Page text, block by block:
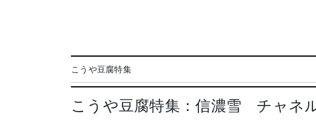
こうや豆腐特集
こうや豆腐特集：信濃雪 チャネ